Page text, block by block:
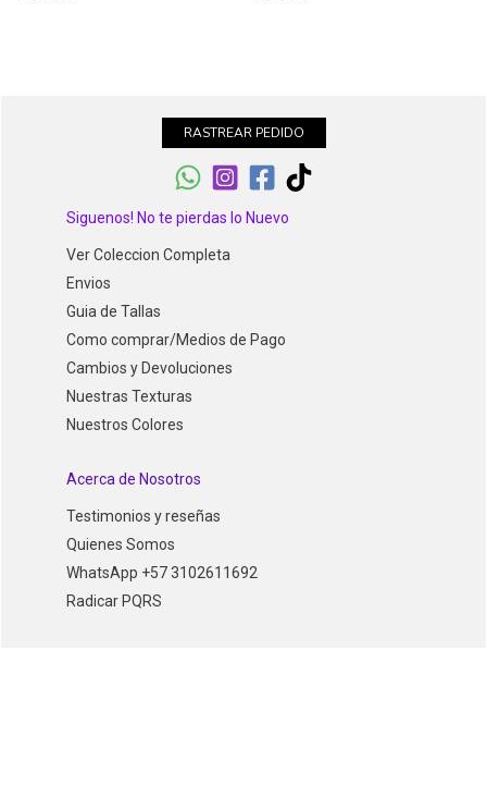
RASTREAR PEDIDO
Siguenos! No te pierdas lo Nuevo
Ver Coleccion Completa
Envios
Guia de Tallas
Como comprar/Medios de Pago
Cambios y Devoluciones
Nuestras Texturas
Nuestros Colores
Acerca de Nosotros
Testimonios y reseñas
Quienes Somos
WhatsApp +57 3102611692
Radicar PQRS